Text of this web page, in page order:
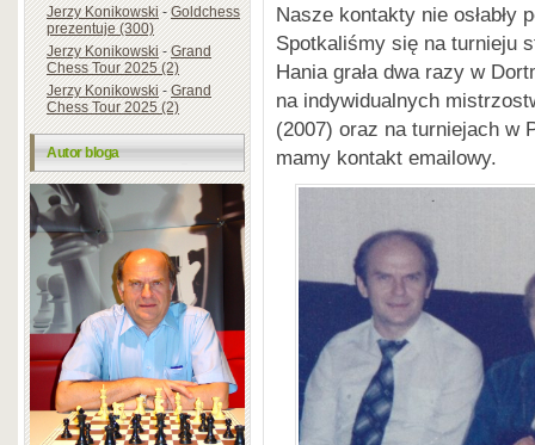
Jerzy Konikowski-Goldchess
prezentuje (300)
Jerzy Konikowski-Grand
Chess Tour 2025 (2)
Jerzy Konikowski-Grand
Chess Tour 2025 (2)
Autor bloga
Nasze kontakty nie
Spotkaliśmy się na turnieju
Hania grała dwa razy w
na indywidualnych
(2007) oraz na turniejach w
mamy kontakt emailowy.